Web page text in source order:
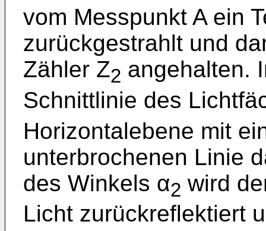
vom Messpunkt A ein
zurückgestrahlt und
Zähler Z2 angehalten.
Schnittlinie des
Horizontalebene mit
unterbrochenen Linie
des Winkels α2 wird
Licht zurückreflektiert